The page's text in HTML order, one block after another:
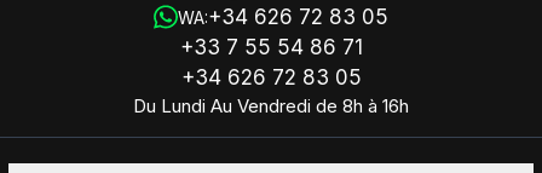
WA:+34 626 72 83 05
+33 7 55 54 86 71
+34 626 72 83 05
Du Lundi Au Vendredi de 8h à 16h